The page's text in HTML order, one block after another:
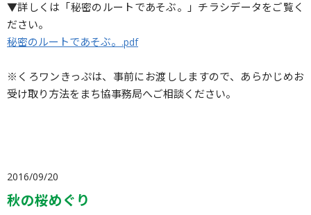
▼詳しくは「秘密のルートであそぶ。」チラシデータをご覧く
ださい。
秘密のルートであそぶ。.pdf
※くろワンきっぷは、事前にお渡ししますので、あらかじめお
受け取り方法をまち協事務局へご相談ください。
2016/09/20
秋の桜めぐり